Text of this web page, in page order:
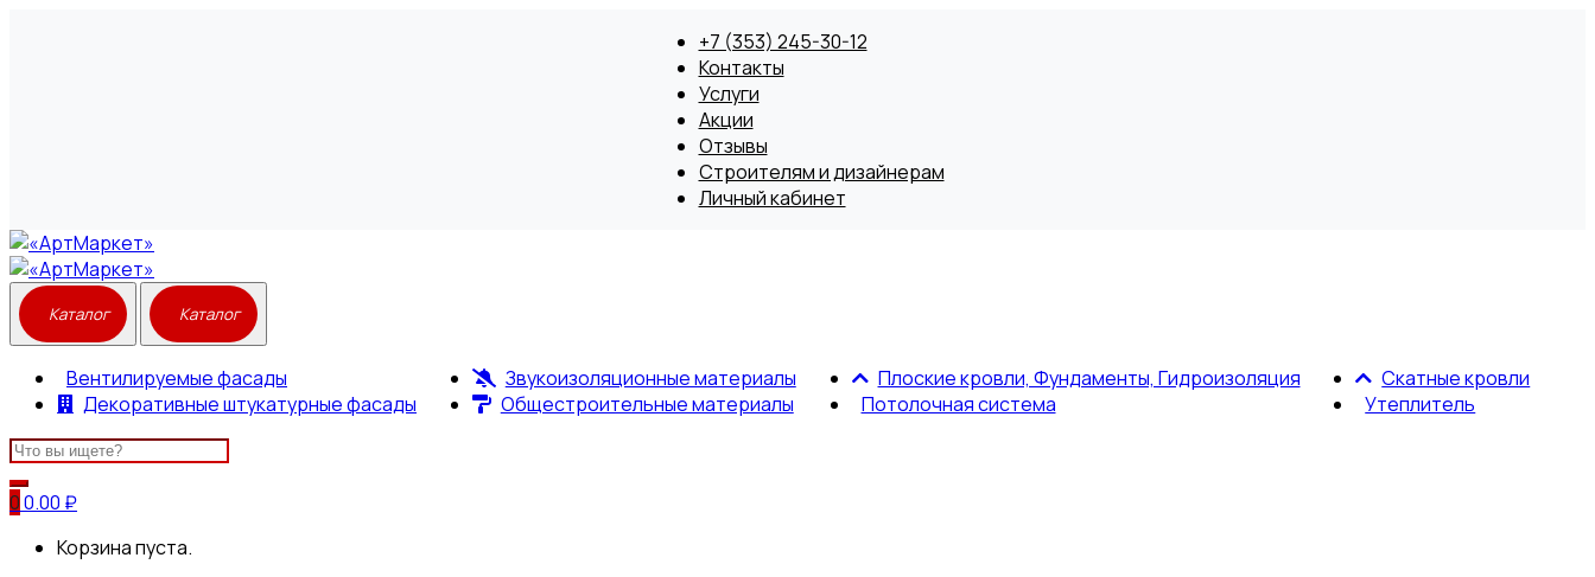
Вентилируемые фасады
Декоративные штукатурные фасады
Звукоизоляционные материалы
Общестроительные материалы
Плоские кровли, Фундаменты, Гидроизоляция
Потолочная система
Скатные кровли
Утеплитель
Search
for:
00.00 ₽
Корзина пуста.
+7 (353) 245-30-12
Контакты
Услуги
Акции
Отзывы
Строителям и дизайнерам
Личный кабинет